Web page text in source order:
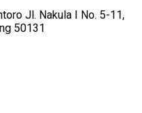
Jl. Nakula I No. 5-11,
50131